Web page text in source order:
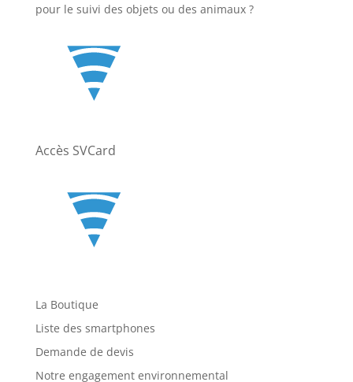
pour le suivi des objets ou des animaux ?
Accès SVCard
La Boutique
Liste des smartphones
Demande de devis
Notre engagement environnemental